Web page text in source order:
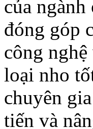
của
đóng góp
công
loại nho
chuyên
tiến và